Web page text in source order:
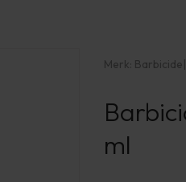
Merk: Barbicide|
ml